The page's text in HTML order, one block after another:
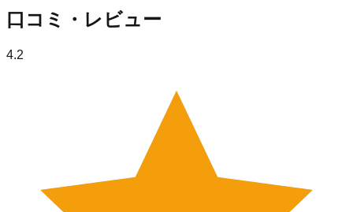
口コミ・レビュー
4.2